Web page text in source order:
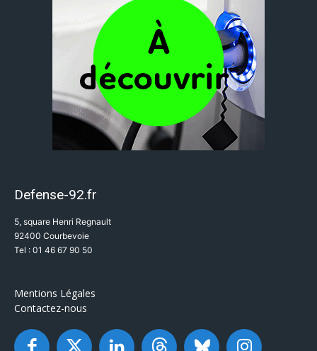
Defense-92.fr
5, square Henri Regnault
92400 Courbevoie
Tel : 01 46 67 90 50
Mentions Légales
Contactez-nous